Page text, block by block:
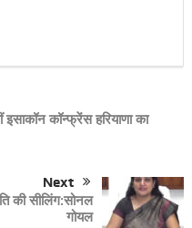
कॉन्फ्रेंस हरियाणा का
Next
की सीलिंग:सोनल
गोयल